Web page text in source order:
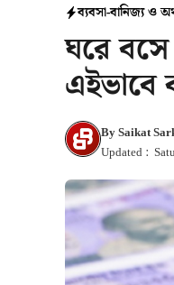
ব্যবসা-বানিজ্য ও
ঘরে
BySaikat
Updated :